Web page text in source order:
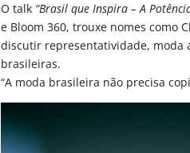
O talk “Brasil que Inspira – A
e Bloom 360, trouxe nomes como
discutir representatividade, moda
brasileiras.
“A moda brasileira não precisa